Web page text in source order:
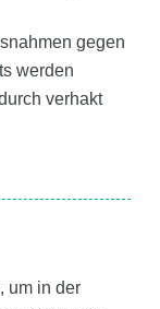
gegen
werden
verhakt
um in der